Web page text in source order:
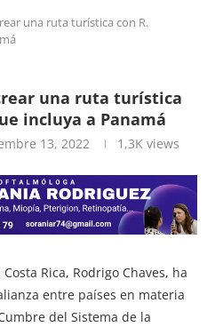
una ruta turística con R.
una ruta turística
incluya a Panamá
13, 2022 1,3K views
Rica, Rodrigo Chaves, ha
entre países en materia
del Sistema de la